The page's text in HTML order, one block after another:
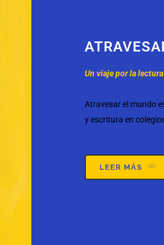
Un viaje por la
Atravesar el mundo
y escritura en
LEER MÁS